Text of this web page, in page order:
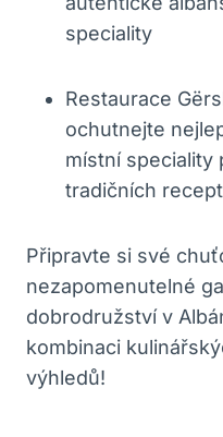
speciality
Restaurace
ochutnejte
místní speciality
tradičních
Připravte si své
nezapomenutelné
dobrodružství v
kombinaci
výhledů!